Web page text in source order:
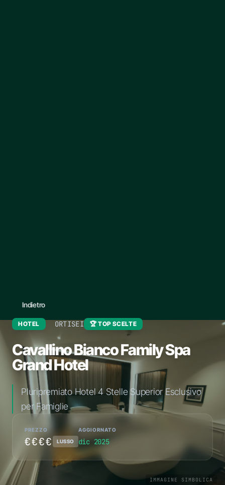
IMMAGINE SIMBOLICA
Indietro
HOTEL ORTISEI 🏆 TOP SCELTE
Cavallino Bianco Family Spa
Grand Hotel
Pluripremiato Hotel 4 Stelle Superior Esclusivo
per Famiglie
PREZZO
€€€€ LUSSO
AGGIORNATO
dic 2025